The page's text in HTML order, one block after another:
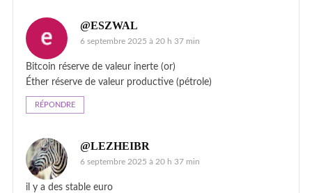
@ESZWAL
6 septembre 2025 à 20 h 37 min
Bitcoin réserve de valeur inerte (or)
Éther réserve de valeur productive (pétrole)
RÉPONDRE
@LEZHEIBR
6 septembre 2025 à 20 h 37 min
il y a des stable euro